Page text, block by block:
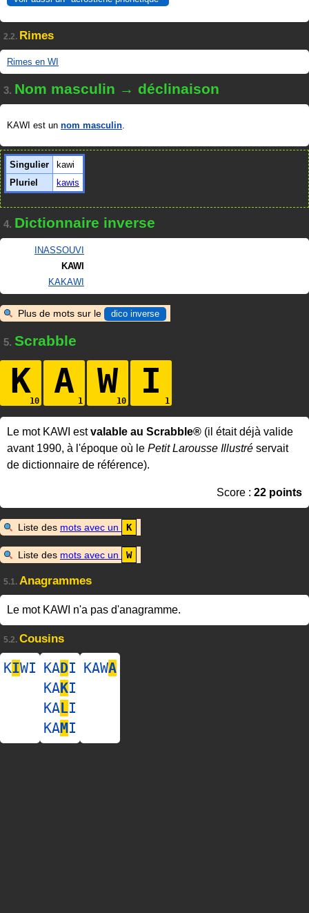
2.2. Rimes
Rimes en WI
3. Nom masculin → déclinaison
KAWI est un nom masculin.
Singulier
kawi
Pluriel
kawis
4. Dictionnaire inverse
INASSOUVI
KAWI
KAKAWI
Plus de mots sur le dico inverse
5. Scrabble
K A W I
Le mot KAWI estvalable au Scrabble® (il était déjà valide
avant 1990, à l'époque où le Petit Larousse Illustré servait
de dictionnaire de référence).
Score : 22 points
Liste des mots avec un K
Liste des mots avec un W
5.1. Anagrammes
Le mot KAWI n'a pas d'anagramme.
5.2. Cousins
KIWI KADI
KAKI
KALI
KAMI
KAWA